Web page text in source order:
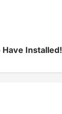
Have Installed!